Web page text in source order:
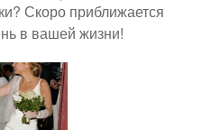
Скоро приближается
в вашей жизни!